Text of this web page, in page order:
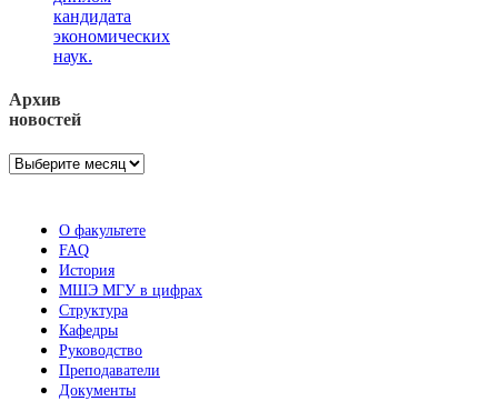
кандидата
экономических
наук.
Архив
новостей
Архив
О факультете
FAQ
История
МШЭ МГУ в цифрах
Структура
Кафедры
Руководство
Преподаватели
Документы